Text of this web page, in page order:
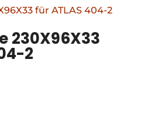
230X96X33
2